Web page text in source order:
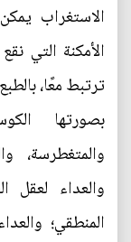
الاستغراب
الأمكنة التي
ترتبط معًا،
بصورتها
والمتغطرسة،
والعداء لعقل
المنطقي؛